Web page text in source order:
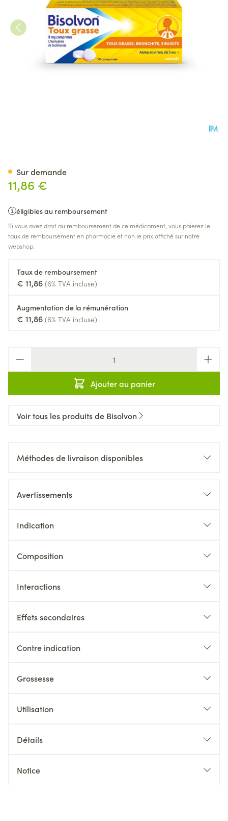
11,86 €
éligibles au remboursement
Si vous avez droit au remboursement de ce médicament, vous paierez le
taux de remboursement en pharmacie et non le prix affiché sur notre
webshop.
Taux de remboursement
€ 11,86 (6% TVA incluse)
Augmentation de la rémunération
€ 11,86 (6% TVA incluse)
Ajouter au panier
Sur demande
Voir tous les produits de Bisolvon
Méthodes de livraison disponibles
Avertissements
Indication
Composition
Interactions
Effets secondaires
Contre indication
Grossesse
Utilisation
Détails
Notice